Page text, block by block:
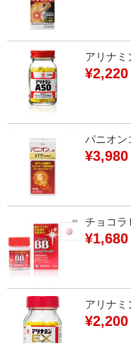
アリナミ
¥2,220
パニオン
¥3,980
チョコラ
¥1,680
アリナミ
¥2,200